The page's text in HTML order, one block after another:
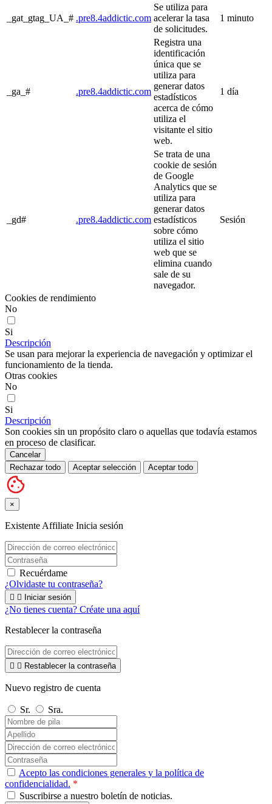
_gat_gtag_UA_# .pre8.4addictic.com
Se utiliza para
acelerar la tasa
de solicitudes.
1 minuto
_ga_# .pre8.4addictic.com
Registra una
identificación
única que se
utiliza para
generar datos
estadísticos
acerca de cómo
utiliza el
visitante el sitio
web.
1 día
_gd# .pre8.4addictic.com
Se trata de una
cookie de sesión
de Google
Analytics que se
utiliza para
generar datos
estadísticos
sobre cómo
utiliza el sitio
web que se
elimina cuando
sale de su
navegador.
Sesión
Cookies de rendimiento
No
Si
Descripción
Se usan para mejorar la experiencia de navegación y optimizar el
funcionamiento de la tienda.
Otras cookies
No
Si
Descripción
Son cookies sin un propósito claro o aquellas que todavía estamos
en proceso de clasificar.
Cancelar
Rechazar todo
Aceptar selección Aceptar todo
×
Existente Affiliate Inicia sesión
Recuérdame
¿Olvidaste tu contraseña?
  Iniciar sesión
¿No tienes cuenta? Créate una aquí
Restablecer la contraseña
  Restablecer la contraseña
Nuevo registro de cuenta
Sr. Sra.
Acepto las condiciones generales y la política de
confidencialidad. *
Suscribirse a nuestro boletín de noticias.